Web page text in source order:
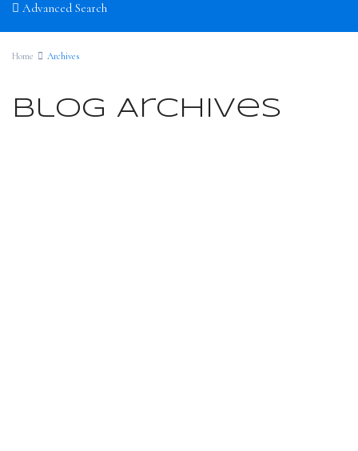
Advanced Search
Home Archives
Blog Archives